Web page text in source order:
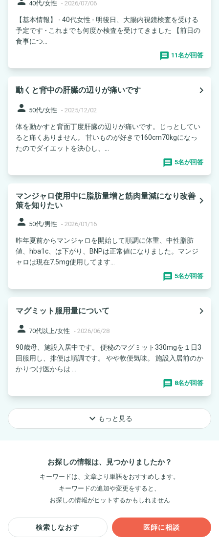
40代/女性 - 2026/07/06
【基本情報】 - 40代女性 - 明後日、大腸内視鏡検査を受ける
予定です - これまでも何度か検査を受けてきました 【前日の
食事につ...
11名が回答
動くと背中の肝臓の辺りが痛いです
navigate_next
person 50代/女性 - 2025/12/02
体を動かすと背面丁度肝臓の辺りが痛いです。じっとしてい
ると痛くありません。 甘いものが好きで160cm70kgになっ
たのでダイエットを決心し、...
5名が回答
マンジャロ使用中に脂肪量増と筋肉量減になり改善
策を知りたい
navigate_next
person 50代/男性 - 2026/01/16
昨年夏前からマンジャロを開始して順調に体重、中性脂肪
値、hba1c、は下がり、BNPは正常値になりました。マンジ
ャロは現在7.5mg使用してます...
5名が回答
マグミット服用量について
navigate_next
person 70代以上/女性 - 2026/06/28
90歳母、施設入居中です。 便秘のマグミット330mgを１日3
回服用し、排便は順調です。 やや軟便気味。 施設入居前のか
かりつけ医からは ...
8名が回答
keyboard_arrow_down もっと見る
お探しの情報は、見つかりましたか？
キーワードは、文章より単語をおすすめします。
キーワードの追加や変更をすると、
お探しの情報がヒットするかもしれません
検索しなおす 医師に相談